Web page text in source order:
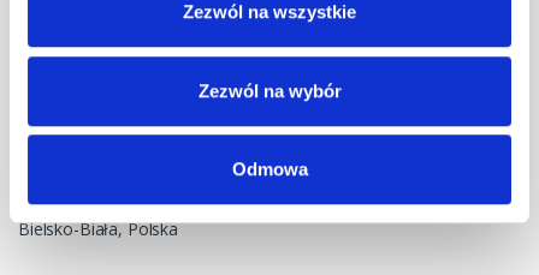
Zezwól na wszystkie
Zezwól na wybór
Odmowa
+48 33 47 94 400
Nasz adres e-mail
NIP: 5482614481, MDM NT sp. z o.o., Bestwińska 143, 43-346
Bielsko-Biała, Polska